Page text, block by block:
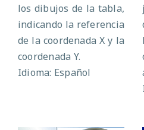
los dibujos de la tabla,
indicando la referencia
de la coordenada X y la
coordenada Y.
Idioma: Español